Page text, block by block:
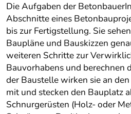
Die Aufgaben der
Abschnitte eines
bis zur Fertigstellung. Sie
Baupläne und Bauskizzen
weiteren Schritte zur
Bauvorhabens und berechnen
der Baustelle wirken sie an
mit und stecken den Bauplatz
Schnurgerüsten (Holz- oder